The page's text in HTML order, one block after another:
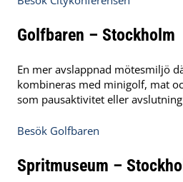
Golfbaren – Stockholm
En mer avslappnad mötesmiljö
kombineras med minigolf, mat
som pausaktivitet eller
Besök Golfbaren
Spritmuseum –